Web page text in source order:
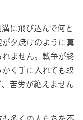
に飛び込んで何と
夕焼けのように真
ません。戦争が終
く手に入れても取
苦労が絶えません
も多くの人たちを不